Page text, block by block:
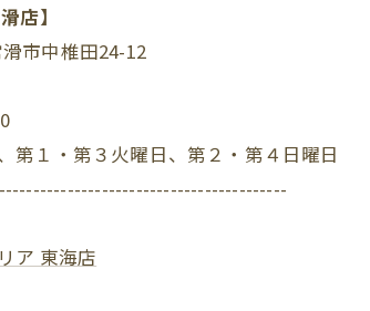
店】
市中椎田24-12
１・第３火曜日、第２・第４日曜日
ア 東海店